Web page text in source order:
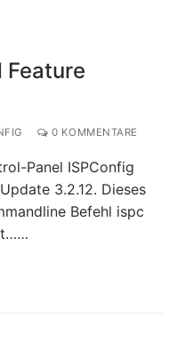
Feature
0 KOMMENTARE
Panel ISPConfig
3.2.12. Dieses
Befehl ispc